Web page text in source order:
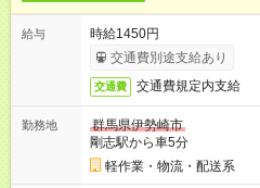
給与
時給1450円
交通費別途支給あり
交通費 交通費規定内支給
勤務地
群馬県伊勢崎市
剛志駅から車5分
軽作業・物流・配送系